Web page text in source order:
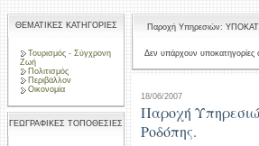
ΘΕΜΑΤΙΚΕΣ ΚΑΤΗΓΟΡΙΕΣ
Τουρισμός - Σύγχρονη
Ζωή
Πολιτισμός
Περιβάλλον
Οικονομία
ΓΕΩΓΡΑΦΙΚΕΣ ΤΟΠΟΘΕΣΙΕΣ
Παροχή Υπηρεσιών:
Δεν υπάρχουν υποκατηγορίες
18/06/2007
Παροχή
Ροδόπης.